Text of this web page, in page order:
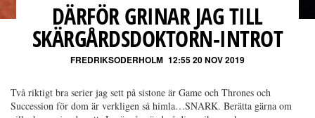
DÄRFÖR GRINAR JAG TILL
SKÄRGÅRDSDOKTORN-INTROT
FREDRIKSODERHOLM 12:55 20 NOV 2019
Två riktigt bra serier jag sett på sistone är Game och Thrones och
Succession för dom är verkligen så himla…SNARK. Berätta gärna om